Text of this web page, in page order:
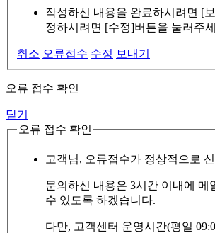
작성하신 내용을 완료하시려면 [
정하시려면 [수정]버튼을 눌러주
취소 오류접수 수정 보내기
오류 접수 확인
닫기
오류 접수 확인
고객님, 오류접수가 정상적으로
문의하신 내용은 3시간 이내에 메
수 있도록 하겠습니다.
다만, 고객센터 운영시간(평일